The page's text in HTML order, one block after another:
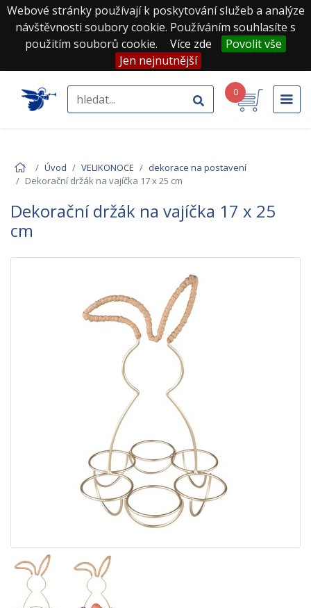
Webové stránky používají k poskytování služeb a analýze
návštěvnosti soubory cookie. Používáním souhlasíte s
použitím souborů cookie.
Více zde
Povolit vše
Jen nejnutnější
0
Úvod VELIKONOCE
dekorace na postavení
Dekorační držák na vajíčka 17 x 25 cm
Dekorační držák na vajíčka 17 x 25
cm